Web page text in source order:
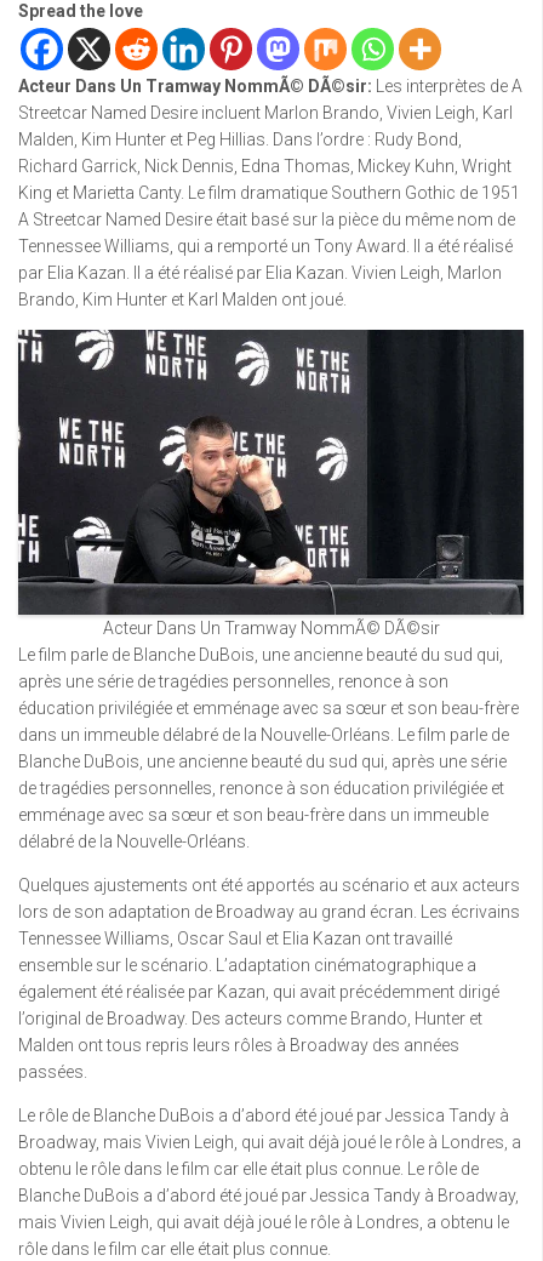
Spread the love
Acteur Dans Un Tramway NommÃ© DÃ©sir: Les interprètes de A
Streetcar Named Desire incluent Marlon Brando, Vivien Leigh, Karl
Malden, Kim Hunter et Peg Hillias. Dans l’ordre : Rudy Bond,
Richard Garrick, Nick Dennis, Edna Thomas, Mickey Kuhn, Wright
King et Marietta Canty. Le film dramatique Southern Gothic de 1951
A Streetcar Named Desire était basé sur la pièce du même nom de
Tennessee Williams, qui a remporté un Tony Award. Il a été réalisé
par Elia Kazan. Il a été réalisé par Elia Kazan. Vivien Leigh, Marlon
Brando, Kim Hunter et Karl Malden ont joué.
Acteur Dans Un Tramway NommÃ© DÃ©sir
Le film parle de Blanche DuBois, une ancienne beauté du sud qui,
après une série de tragédies personnelles, renonce à son
éducation privilégiée et emménage avec sa sœur et son beau-frère
dans un immeuble délabré de la Nouvelle-Orléans. Le film parle de
Blanche DuBois, une ancienne beauté du sud qui, après une série
de tragédies personnelles, renonce à son éducation privilégiée et
emménage avec sa sœur et son beau-frère dans un immeuble
délabré de la Nouvelle-Orléans.
Quelques ajustements ont été apportés au scénario et aux acteurs
lors de son adaptation de Broadway au grand écran. Les écrivains
Tennessee Williams, Oscar Saul et Elia Kazan ont travaillé
ensemble sur le scénario. L’adaptation cinématographique a
également été réalisée par Kazan, qui avait précédemment dirigé
l’original de Broadway. Des acteurs comme Brando, Hunter et
Malden ont tous repris leurs rôles à Broadway des années
passées.
Le rôle de Blanche DuBois a d’abord été joué par Jessica Tandy à
Broadway, mais Vivien Leigh, qui avait déjà joué le rôle à Londres, a
obtenu le rôle dans le film car elle était plus connue. Le rôle de
Blanche DuBois a d’abord été joué par Jessica Tandy à Broadway,
mais Vivien Leigh, qui avait déjà joué le rôle à Londres, a obtenu le
rôle dans le film car elle était plus connue.